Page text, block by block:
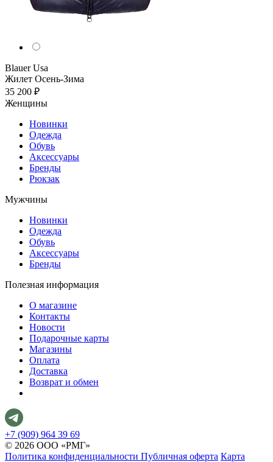
Blauer Usa
Жилет Осень-Зима
35 200 ₽
Женщины
Новинки
Одежда
Обувь
Аксессуары
Бренды
Рюкзак
Мужчины
Новинки
Одежда
Обувь
Аксессуары
Бренды
Полезная информация
О магазине
Контакты
Новости
Подарочные карты
Магазины
Оплата
Доставка
Возврат и обмен
+7 (909) 964 39 69
© 2026 ООО «РМГ»
Политика конфиденциальности Публичная оферта Карта